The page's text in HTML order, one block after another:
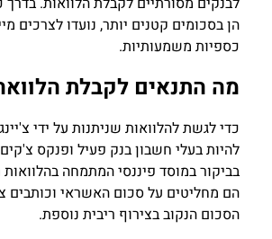
הן בסכומים קטנים יותר, נועדו לצרכים
כספיות משמעותיות.
מה התנאים לקבלת
כדי לגשת להלוואות שניתנות על ידי
להיות בעלי חשבון בנק פעיל ופנקס
בביקור במוסד פיננסי המתמחה
הם מחליטים על סכום האשראי וכותבים
הסכום הנקוב בצירוף ריבית נוספת.